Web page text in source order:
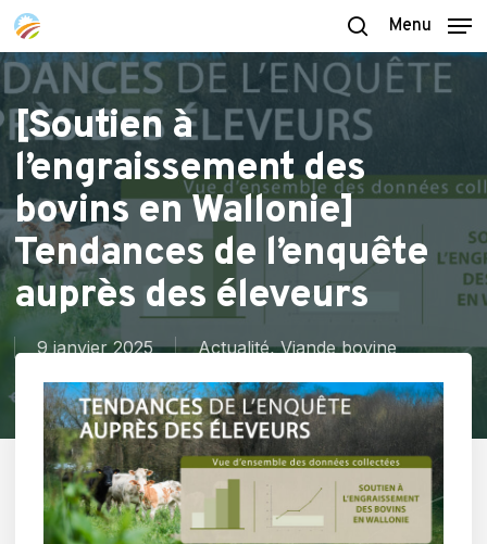
Skip
main
content
search
Menu
[Soutien à
l’engraissement des
bovins en Wallonie]
Tendances de l’enquête
auprès des éleveurs
9 janvier 2025 Actualité,Viande bovine